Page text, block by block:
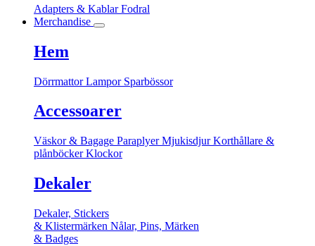
Adapters & KablarFodral
Merchandise
Hem
DörrmattorLampor Sparbössor
Accessoarer
Väskor & Bagage ParaplyerMjukisdjurKorthållare &
plånböckerKlockor
Dekaler
Dekaler, Stickers
& Klistermärken Nålar, Pins, Märken
& Badges